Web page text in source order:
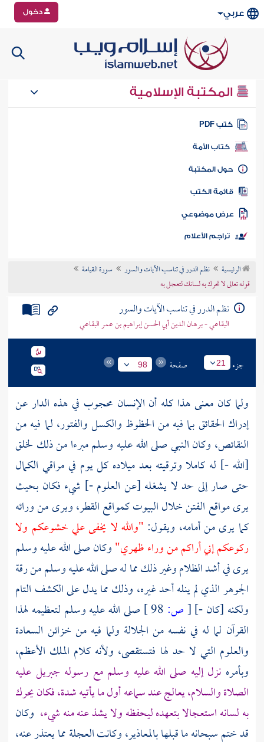
عربي دخول
المكتبة الإسلامية
كتب PDF
كتاب الأمة
المكتبة
الكتب
موضوعي
تراجم الأعلام
الرئيسية نظم الدرر في تناسب الآيات والسور
سورة القيامة
قوله تعالى لا تحرك به لسانك لتعجل به
نظم الدرر في تناسب الآيات والسور
البقاعي - برهان الدين أبي الحسن إبراهيم بن عمر البقاعي
جزء 21 صفحة 98
ولما كان معنى هذا كله أن الإنسان محجوب في هذه الدار عن
إدراك الحقائق بما فيه من الحظوظ والكسل والفتور، لما فيه من
النقائص، وكان النبي صلى الله عليه وسلم مبرءا من ذلك لخلق
[الله -] له كاملا وترقيته بعد ميلاده كل يوم في مراقي الكمال
حتى صار إلى حد لا يشغله [عن العلوم -] شيء فكان بحيث
يرى مواقع الفتن خلال البيوت كمواقع القطر، ويرى من ورائه
كما يرى من أمامه، ويقول: "والله لا يخفى علي خشوعكم ولا
ركوعكم إني أراكم من وراء ظهري"وكان صلى الله عليه وسلم
يرى في أشد الظلام وغير ذلك مما له صلى الله عليه وسلم من رقة
الجوهر الذي لم ينله أحد غيره، وذلك مما يدل على الكشف التام
ولكنه [كان -][ص:
صلى الله عليه وسلم لتعظيمه لهذا
القرآن لما له في نفسه من الجلالة ولما فيه من خزائن السعادة
والعلوم التي لا حد لها فتستقصى، ولأنه كلام الملك الأعظم،
وبأمره نزل إليه صلى الله عليه وسلم مع رسوله جبريل عليه
الصلاة والسلام، يعالج عند سماعه أول ما يأتيه شدة، فكان يحرك
به لسانه استعجالا بتعهده ليحفظه ولا يشذ عنه منه شيء، وكان
قد ختم سبحانه ما قبلها بالمعاذير، وكانت العجلة مما يعتذر عنه،